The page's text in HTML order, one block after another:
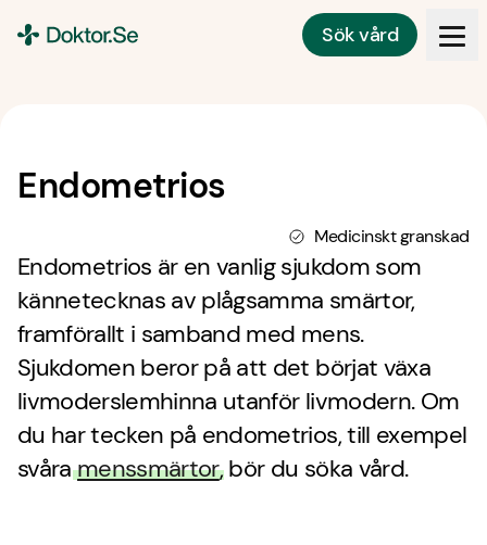
Sök vård
Endometrios
Medicinskt granskad
Endometrios är en vanlig sjukdom som
kännetecknas av plågsamma smärtor,
framförallt i samband med mens.
Sjukdomen beror på att det börjat växa
livmoderslemhinna utanför livmodern. Om
du har tecken på endometrios, till exempel
svåramenssmärtor, bör du söka vård.